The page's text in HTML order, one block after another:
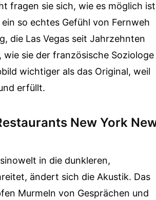
fragen sie sich, wie es möglich
so echtes Gefühl von Fernweh
die Las Vegas seit Jahrzehnten
sie der französische Soziologe
wichtiger als das Original, weil
erfüllt.
New York
in die dunkleren,
ändert sich die Akustik. Das
Murmeln von Gesprächen und